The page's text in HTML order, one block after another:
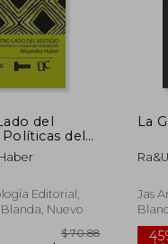
del
del
y
Editorial,
Blanda, Nuevo
La
Jas